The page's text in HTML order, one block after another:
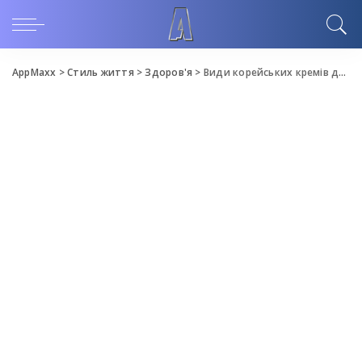
AppMaxx >Стиль життя >Здоров'я > Види корейських кремів для обличчя